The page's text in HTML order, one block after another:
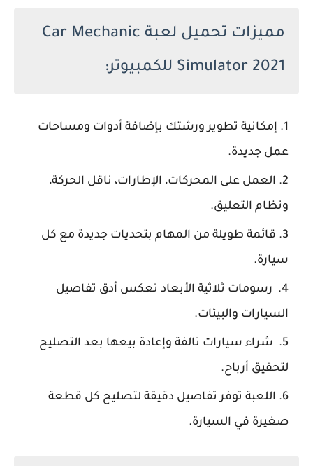
مميزات تحميل لعبة Car Mechanic
Simulator 2021 للكمبيوتر:
إمكانية تطوير ورشتك بإضافة أدوات ومساحات
عمل جديدة.
العمل على المحركات، الإطارات، ناقل الحركة،
ونظام التعليق.
قائمة طويلة من المهام بتحديات جديدة مع كل
سيارة.
رسومات ثلاثية الأبعاد تعكس أدق تفاصيل
السيارات والبيئات.
شراء سيارات تالفة وإعادة بيعها بعد التصليح
لتحقيق أرباح.
اللعبة توفر تفاصيل دقيقة لتصليح كل قطعة
صغيرة في السيارة.